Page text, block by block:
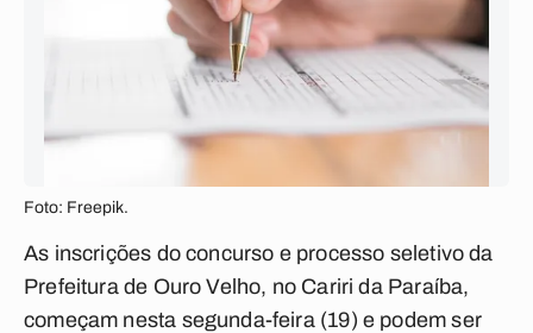
Foto: Freepik.
As inscrições do concurso e processo seletivo da
Prefeitura de Ouro Velho, no Cariri da Paraíba,
começam nesta segunda-feira (19) e podem ser